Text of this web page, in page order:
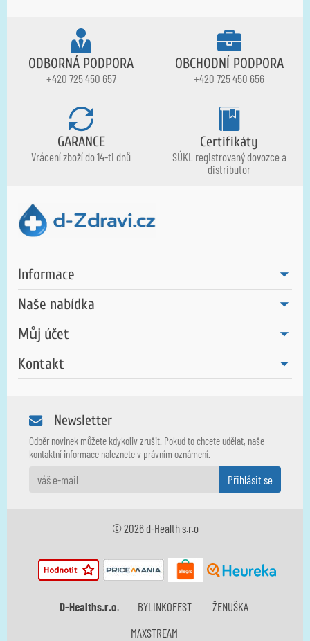
ODBORNÁ PODPORA
+420 725 450 657
OBCHODNÍ PODPORA
+420 725 450 656
GARANCE
Vrácení zboží do 14-ti dnů
Certifikáty
SÚKL registrovaný dovozce a
distributor
Informace
Naše nabídka
Můj účet
Kontakt
Newsletter
Odběr novinek můžete kdykoliv zrušit. Pokud to chcete udělat, naše
kontaktní informace naleznete v právním oznámení.
© 2026 d-Health s.r.o
D-Healths.r.o. BYLINKOFEST
ŽENUŠKA
MAXSTREAM